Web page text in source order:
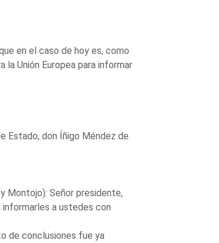
en el caso de hoy es, como
Unión Europea para informar
Estado, don Íñigo Méndez de
y Montojo): Señor presidente,
a ustedes con
de conclusiones fue ya